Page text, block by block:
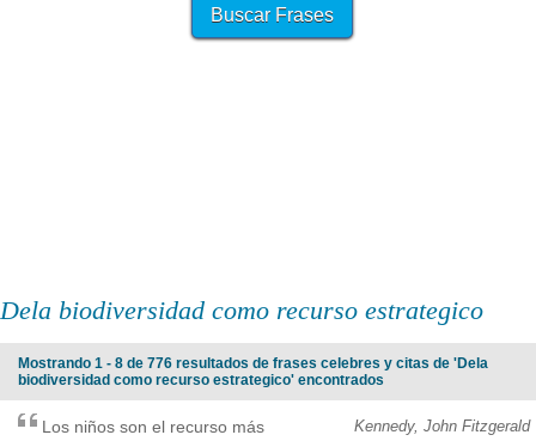
Dela biodiversidad como recurso estrategico
Mostrando 1 - 8 de 776 resultados de frases celebres y citas de 'Dela
biodiversidad como recurso estrategico' encontrados
Kennedy, John Fitzgerald
Los niños son el recurso más